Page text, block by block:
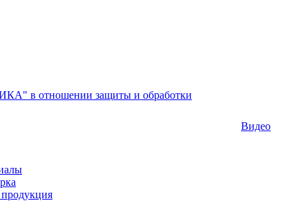
в отношении защиты и обработки
Видео